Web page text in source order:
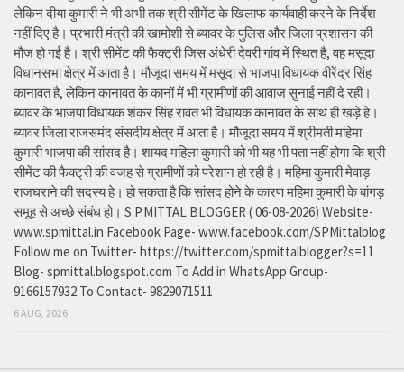
लेकिन दीया कुमारी ने भी अभी तक श्री सीमेंट के खिलाफ कार्यवाही करने के निर्देश
नहीं दिए है। प्रभारी मंत्री की खामोशी से ब्यावर के पुलिस और जिला प्रशासन की
मौज हो गई है। श्री सीमेंट की फैक्ट्री जिस अंधेरी देवरी गांव में स्थित है, वह मसूदा
विधानसभा क्षेत्र में आता है। मौजूदा समय में मसूदा से भाजपा विधायक वीरेंद्र सिंह
कानावत है, लेकिन कानावत के कानों में भी ग्रामीणों की आवाज सुनाई नहीं दे रही।
ब्यावर के भाजपा विधायक शंकर सिंह रावत भी विधायक कानावत के साथ ही खड़े हे।
ब्यावर जिला राजसमंद संसदीय क्षेत्र में आता है। मौजूदा समय में श्रीमती महिमा
कुमारी भाजपा की सांसद है। शायद महिला कुमारी को भी यह भी पता नहीं होगा कि श्री
सीमेंट की फैक्ट्री की वजह से ग्रामीणों को परेशान हो रही है। महिमा कुमारी मेवाड़
राजघराने की सदस्य हे। हो सकता है कि सांसद होने के कारण महिमा कुमारी के बांगड़
समूह से अच्छे संबंध हो। S.P.MITTAL BLOGGER ( 06-08-2026) Website-
www.spmittal.in Facebook Page- www.facebook.com/SPMittalblog
Follow me on Twitter- https://twitter.com/spmittalblogger?s=11
Blog- spmittal.blogspot.com To Add in WhatsApp Group-
9166157932 To Contact- 9829071511
6 AUG, 2026